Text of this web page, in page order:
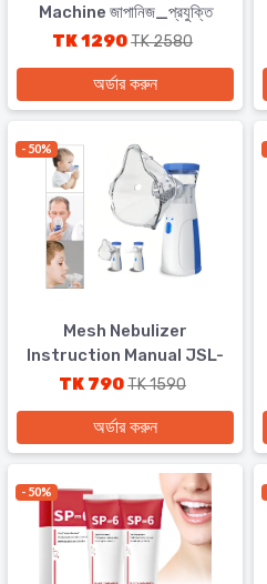
Machine জাপানিজ_প্রযুক্তি
(Made In PRC)
TK 1290TK 2580
অর্ডার করুন
- 50%
Mesh Nebulizer
Instruction Manual JSL-
W302
TK 790TK 1590
অর্ডার করুন
- 50%